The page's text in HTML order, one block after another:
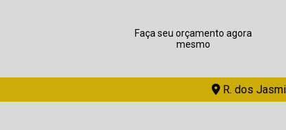
Faça seu orçamento agora
mesmo
R. dos